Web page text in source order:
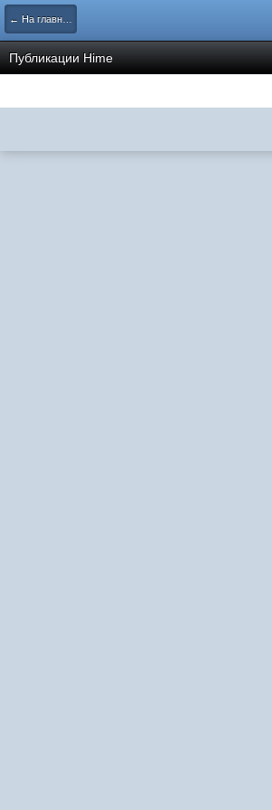
← На главную
Публикации Hime